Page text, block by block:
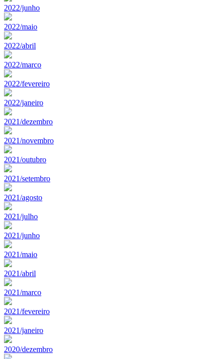
2022/junho
2022/maio
2022/abril
2022/marco
2022/fevereiro
2022/janeiro
2021/dezembro
2021/novembro
2021/outubro
2021/setembro
2021/agosto
2021/julho
2021/junho
2021/maio
2021/abril
2021/marco
2021/fevereiro
2021/janeiro
2020/dezembro